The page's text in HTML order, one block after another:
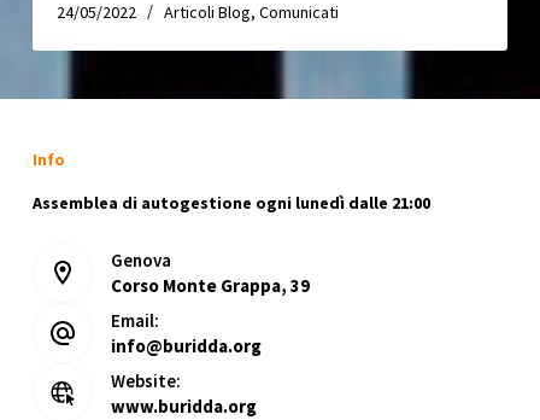
24/05/2022 Articoli Blog, Comunicati
Info
Assemblea di autogestione ogni lunedì dalle 21:00
Genova
Corso Monte Grappa, 39
Email:
info@buridda.org
Website:
www.buridda.org